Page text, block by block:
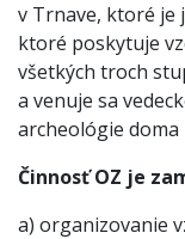
v Trnave, ktoré je
ktoré poskytuje
všetkých troch
a venuje sa
archeológie doma
Činnosť OZ je
a) organizovanie